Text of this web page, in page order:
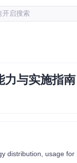
开启搜索
力与实施指南